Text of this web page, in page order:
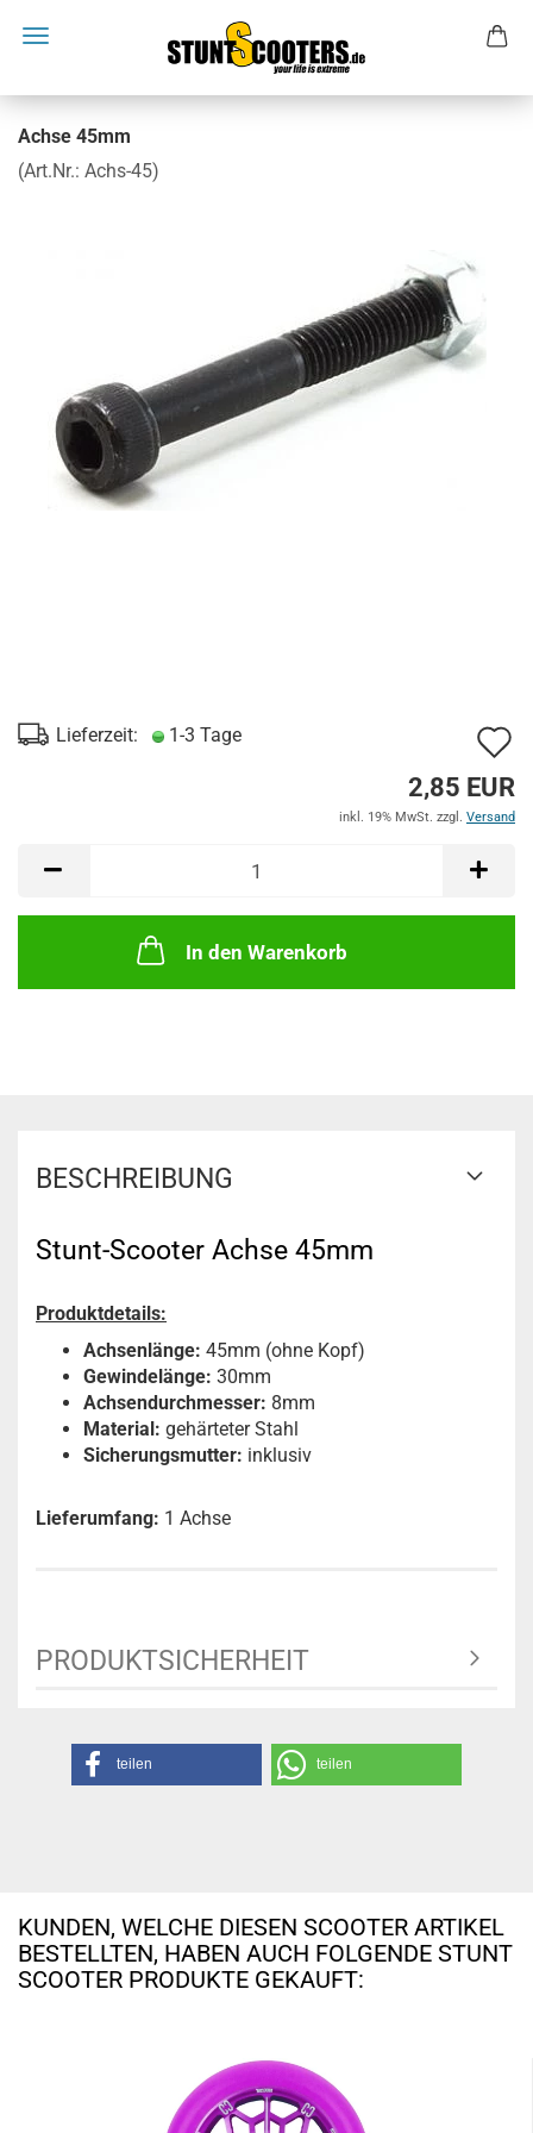
Achse 45mm
(Art.Nr.: Achs-45)
Lieferzeit: 1-3 Tage
2,85 EUR
inkl. 19% MwSt. zzgl. Versand
In den Warenkorb
BESCHREIBUNG
Stunt-Scooter Achse 45mm
Produktdetails:
Achsenlänge: 45mm (ohne Kopf)
Gewindelänge: 30mm
Achsendurchmesser: 8mm
Material: gehärteter Stahl
Sicherungsmutter: inklusiv
Lieferumfang: 1 Achse
PRODUKTSICHERHEIT
teilen teilen
KUNDEN, WELCHE DIESEN SCOOTER ARTIKEL
BESTELLTEN, HABEN AUCH FOLGENDE STUNT
SCOOTER PRODUKTE GEKAUFT: